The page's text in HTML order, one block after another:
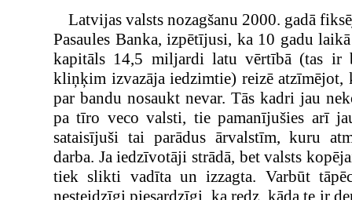
Latvijas valsts nozagšanu 2000. gadā
Pasaules Banka, izpētījusi, ka 10 gadu
kapitāls 14,5 miljardi latu vērtībā (tas ir
kliņķim izvazāja iedzimtie) reizē atzīmējot,
par bandu nosaukt nevar. Tās kadri jau
pa tīro veco valsti, tie pamanījušies arī
sataisījuši tai parādus ārvalstīm, kuru
darba. Ja iedzīvotāji strādā, bet valsts
tiek slikti vadīta un izzagta. Varbūt
nesteidzīgi piesardzīgi, ka redz, kāda te ir